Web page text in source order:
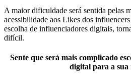
A maior dificuldade será sentida pelas
acessibilidade aos Likes dos
escolha de influenciadores digitais,
difícil.
Sente que será mais complicado
digital para a sua